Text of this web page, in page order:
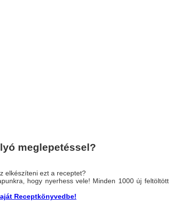
meglepetéssel?
elkészíteni ezt a receptet?
hogy nyerhess vele! Minden 1000 új feltöltött
Receptkönyvedbe!